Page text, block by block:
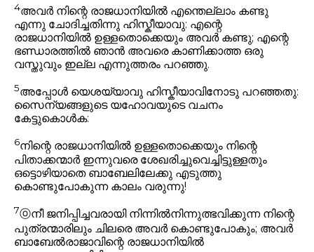
4അവർ നിന്റെ രാജധാനിയിൽ എന്തെല്ലാം കണ്ടു
എന്നു ചോദിച്ചതിന്നു ഹിസ്കീയാവു: എന്റെ
രാജധാനിയിൽ ഉള്ളതൊക്കെയും അവർ കണ്ടു; എന്റെ
ഭണ്ഡാരത്തിൽ ഞാൻ അവരെ കാണിക്കാത്ത ഒരു
വസ്തുവും ഇല്ല എന്നുത്തരം പറഞ്ഞു.
5അപ്പോൾ യെശയ്യാവു ഹിസ്കീയാവിനോടു പറഞ്ഞതു:
സൈന്യങ്ങളുടെ യഹോവയുടെ വചനം
കേട്ടുകൊൾക:
6നിന്റെ രാജധാനിയിൽ ഉള്ളതൊക്കെയും നിന്റെ
പിതാക്കന്മാർ ഇന്നുവരെ ശേഖരിച്ചുവെച്ചിട്ടുള്ളതും
ഒട്ടൊഴിയാതെ ബാബേലിലേക്കു എടുത്തു
കൊണ്ടുപോകുന്ന കാലം വരുന്നു!
7ⓞനീ ജനിപ്പിച്ചവരായി നിന്നിൽനിന്നുത്ഭവിക്കുന്ന നിന്റെ
പുത്രന്മാരിലും ചിലരെ അവർ കൊണ്ടുപോകും; അവർ
ബാബേൽരാജാവിന്റെ രാജധാനിയിൽ